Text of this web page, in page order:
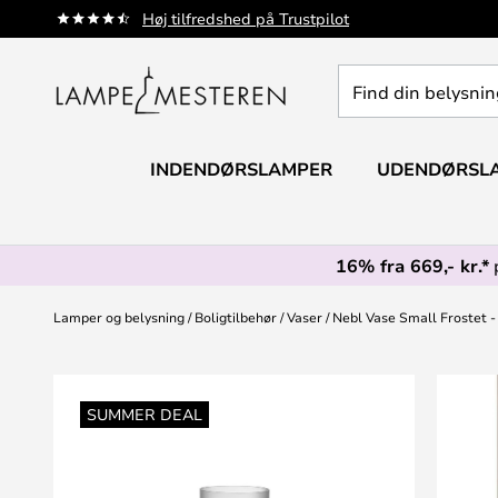
Høj tilfredshed på Trustpilot
Skip
to
din
INDENDØRSLAMPER
16% fra 669,- kr.*
Lamper og belysning Boligtilbehør Vaser Nebl Vase Small Frostet -
SUMMER DEAL